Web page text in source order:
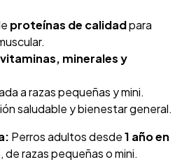
proteínas de calidadpara
vitaminas, minerales y
a razas pequeñas y mini.
saludable y bienestar general.
Perros adultos desde1 año en
de razas pequeñas o mini.